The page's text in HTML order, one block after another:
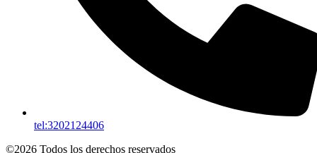
tel:3202124406
©2026 Todos los derechos reservados